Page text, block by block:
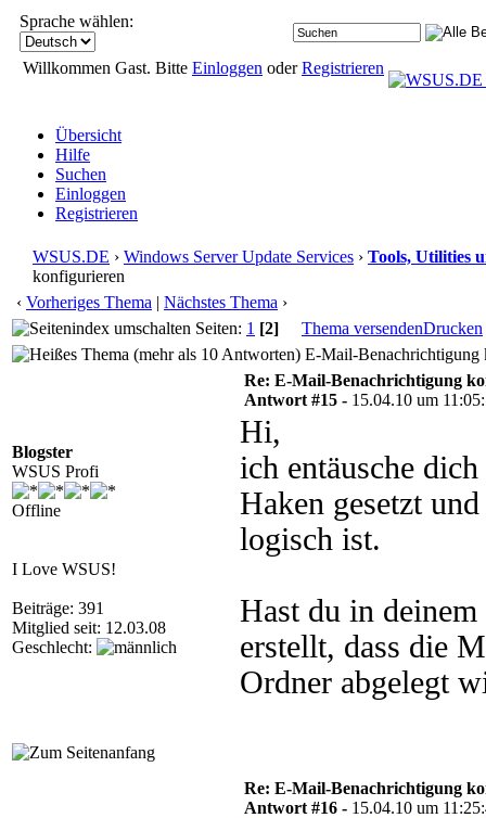
Sprache wählen:
Willkommen Gast. Bitte Einloggen oderRegistrieren
Übersicht
Hilfe
Suchen
Einloggen
Registrieren
WSUS.DE › Windows Server Update Services › Tools, Utilities
konfigurieren
‹ Vorheriges Thema | Nächstes Thema ›
Seiten: 1 [2] Thema versendenDrucken
E-Mail-Benachrichtigung
Blogster
WSUS Profi
Offline
I Love WSUS!
Beiträge: 391
Mitglied seit: 12.03.08
Geschlecht:
Re: E-Mail-Benachrichtigung
Antwort #15 - 15.04.10 um
Hi,
ich entäusche
Haken gesetzt
logisch ist.
Hast du in
erstellt, dass die
Ordner abgelegt
Re: E-Mail-Benachrichtigung
Antwort #16 - 15.04.10 um